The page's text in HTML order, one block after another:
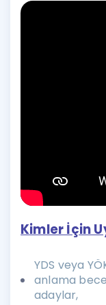
Kimler İçin
YDS veya
anlama
adaylar,